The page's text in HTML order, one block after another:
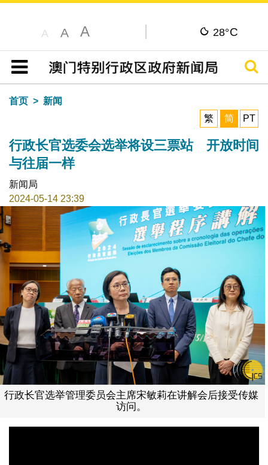
A A A 28°C
目录
搜寻
首页
新闻
繁
简 PT
行政长官选委会选举将设三票站 开放时间
与往届一样
新闻局
2024-05-14 23:39
行政长官选举管理委员会主席宋敏莉在讲解会后接受传媒
访问。